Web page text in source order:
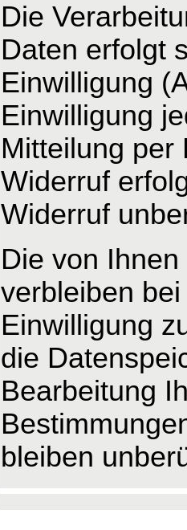
Die
Daten erfolgt
Einwilligung
Einwilligung
Mitteilung per
Widerruf
Widerruf
Die von
verbleiben
Einwilligung
die
Bearbeitung
bleiben